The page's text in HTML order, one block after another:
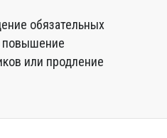
обязательных
повышение
или продление